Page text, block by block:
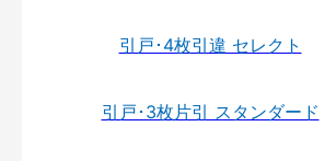
引戸･4枚引違 セレクト
引戸･3枚片引 スタンダード